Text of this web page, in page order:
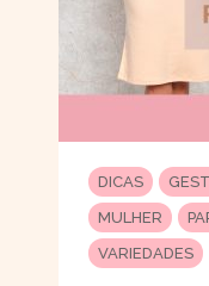
DICAS
MULHER
VARIEDADES